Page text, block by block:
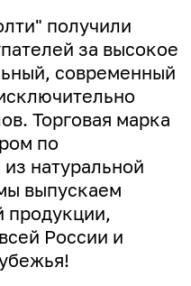
получили
за высокое
современный
Торговая марка
по
натуральной
выпускаем
продукции,
России и